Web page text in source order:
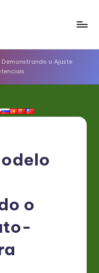
o Ajuste
o